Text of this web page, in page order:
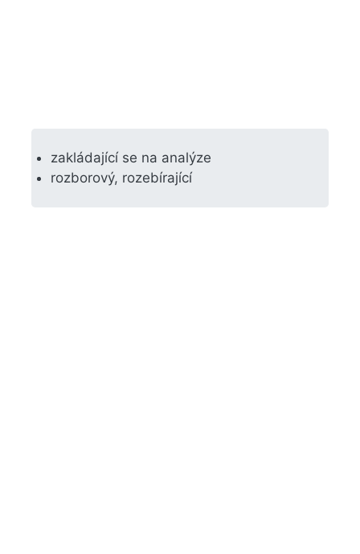
zakládající se na analýze
rozborový, rozebírající